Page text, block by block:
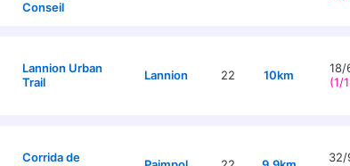
Conseil
Lannion Urban
Trail
Lannion 22 10km
18/
(1/
Corrida de
32/